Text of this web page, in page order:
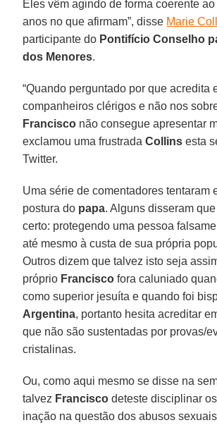
Eles vêm agindo de forma coerente
anos no que afirmam”, disse Marie
participante do Pontifício Conselho
dos Menores.
“Quando perguntado por que acredita
companheiros clérigos e não nos
Francisco não consegue apresentar
exclamou uma frustradaCollins esta
Twitter.
Uma série de comentadores tentaram
postura do papa. Alguns disseram
certo: protegendo uma pessoa
até mesmo à custa de sua própria
Outros dizem que talvez isto seja
próprio Francisco fora caluniado
como superior jesuíta e quando foi
Argentina, portanto hesita acreditar
que não são sustentadas por provas/
cristalinas.
Ou, como aqui mesmo se disse na
talvez Francisco deteste disciplinar
inação na questão dos abusos